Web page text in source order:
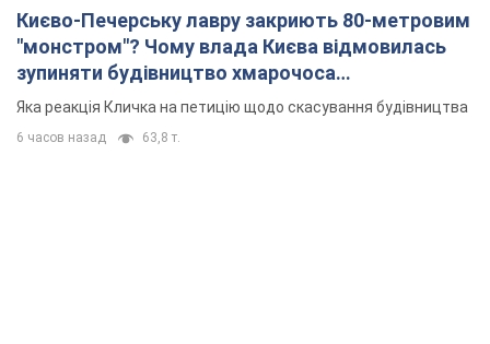
Києво-Печерську лавру закриють 80-метровим
"монстром"? Чому влада Києва відмовилась
зупиняти будівництво хмарочоса
"московського вірянина"
Яка реакція Кличка на петицію щодо скасування будівництва
6 часов назад 63,8 т.